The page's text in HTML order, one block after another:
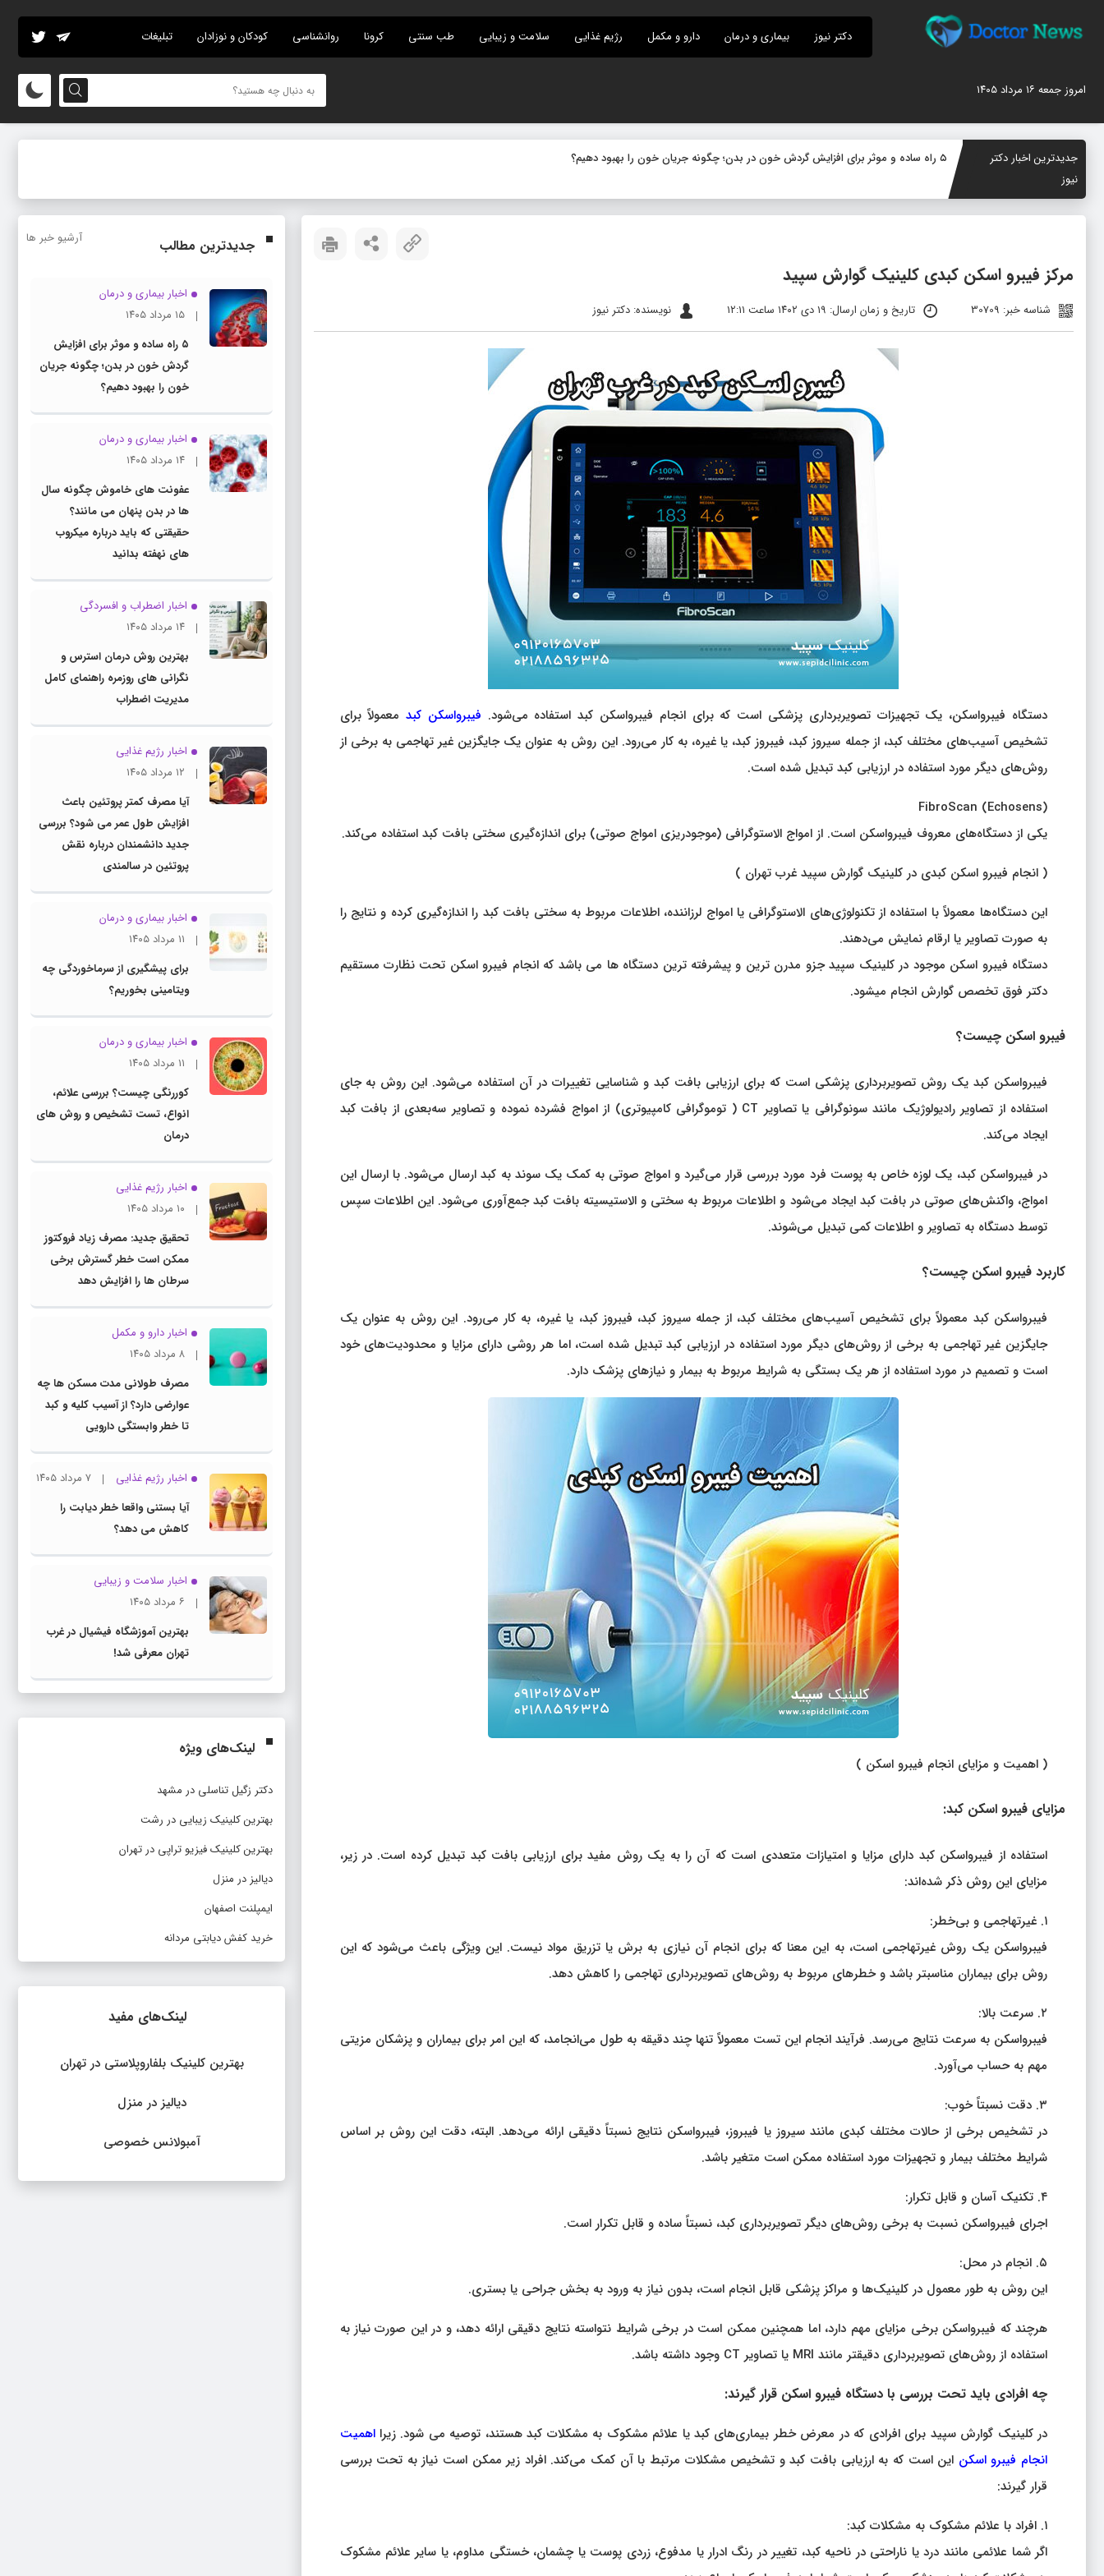
دکتر نیوز بیماری و درمان دارو و مکمل رژیم غذایی سلامت و زیبایی طب سنتی کرونا روانشناسی کودکان و نوزادان تبلیغات
امروز جمعه ۱۶ مرداد ۱۴۰۵
جدیدترین اخبار دکتر
نیوز
۵ راه ساده و موثر برای افزایش گردش خون در بدن؛ چگونه جریان خون را بهبود دهیم؟
مرکز فیبرو اسکن کبدی کلینیک گوارش سپید
شناسه خبر: 30709 تاریخ و زمان ارسال: ۱۹ دی ۱۴۰۲ ساعت ۱۲:۱۱ نویسنده: دکتر نیوز
دستگاه فیبرواسکن، یک تجهیزات تصویربرداری پزشکی است که برای انجام فیبرواسکن کبد استفاده می‌شود. فیبرواسکن کبدمعمولاً برای
تشخیص آسیب‌های مختلف کبد، از جمله سیروز کبد، فیبروز کبد، یا غیره، به کار می‌رود. این روش به عنوان یک جایگزین غیر تهاجمی به برخی از
روش‌های دیگر مورد استفاده در ارزیابی کبد تبدیل شده است.
FibroScan (Echosens)
یکی از دستگاه‌های معروف فیبرواسکن است. از امواج الاستوگرافی (موجودریزی امواج صوتی) برای اندازه‌گیری سختی بافت کبد استفاده می‌کند.
( انجام فیبرو اسکن کبدی در کلینیک گوارش سپید غرب تهران )
این دستگاه‌ها معمولاً با استفاده از تکنولوژی‌های الاستوگرافی یا امواج لرزاننده، اطلاعات مربوط به سختی بافت کبد را اندازه‌گیری کرده و نتایج را
به صورت تصاویر یا ارقام نمایش می‌دهند.
دستگاه فیبرو اسکن موجود در کلینیک سپید جزو مدرن ترین و پیشرفته ترین دستگاه ها می باشد که انجام فیبرو اسکن تحت نظارت مستقیم
دکتر فوق تخصص گوارش انجام میشود.
فیبرو اسکن چیست؟
فیبرواسکن کبد یک روش تصویربرداری پزشکی است که برای ارزیابی بافت کبد و شناسایی تغییرات در آن استفاده می‌شود. این روش به جای
استفاده از تصاویر رادیولوژیک مانند سونوگرافی یا تصاویر CT ( توموگرافی کامپیوتری) از امواج فشرده نموده و تصاویر سه‌بعدی از بافت کبد
ایجاد می‌کند.
در فیبرواسکن کبد، یک لوزه خاص به پوست فرد مورد بررسی قرار می‌گیرد و امواج صوتی به کمک یک سوند به کبد ارسال می‌شود. با ارسال این
امواج، واکنش‌های صوتی در بافت کبد ایجاد می‌شود و اطلاعات مربوط به سختی و الاستیسیته بافت کبد جمع‌آوری می‌شود. این اطلاعات سپس
توسط دستگاه به تصاویر و اطلاعات کمی تبدیل می‌شوند.
کاربرد فیبرو اسکن چیست؟
فیبرواسکن کبد معمولاً برای تشخیص آسیب‌های مختلف کبد، از جمله سیروز کبد، فیبروز کبد، یا غیره، به کار می‌رود. این روش به عنوان یک
جایگزین غیر تهاجمی به برخی از روش‌های دیگر مورد استفاده در ارزیابی کبد تبدیل شده است، اما هر روشی دارای مزایا و محدودیت‌های خود
است و تصمیم در مورد استفاده از هر یک بستگی به شرایط مربوط به بیمار و نیازهای پزشک دارد.
( اهمیت و مزایای انجام فیبرو اسکن )
مزایای فیبرو اسکن کبد:
استفاده از فیبرواسکن کبد دارای مزایا و امتیازات متعددی است که آن را به یک روش مفید برای ارزیابی بافت کبد تبدیل کرده است. در زیر،
مزایای این روش ذکر شده‌اند:
۱. غیرتهاجمی و بی‌خطر:
فیبرواسکن یک روش غیرتهاجمی است، به این معنا که برای انجام آن نیازی به برش یا تزریق مواد نیست. این ویژگی باعث می‌شود که این
روش برای بیماران مناسبتر باشد و خطرهای مربوط به روش‌های تصویربرداری تهاجمی را کاهش دهد.
۲. سرعت بالا:
فیبرواسکن به سرعت نتایج می‌رسد. فرآیند انجام این تست معمولاً تنها چند دقیقه به طول می‌انجامد، که این امر برای بیماران و پزشکان مزیتی
مهم به حساب می‌آورد.
۳. دقت نسبتاً خوب:
در تشخیص برخی از حالات مختلف کبدی مانند سیروز یا فیبروز، فیبرواسکن نتایج نسبتاً دقیقی ارائه می‌دهد. البته، دقت این روش بر اساس
شرایط مختلف بیمار و تجهیزات مورد استفاده ممکن است متغیر باشد.
۴. تکنیک آسان و قابل تکرار:
اجرای فیبرواسکن نسبت به برخی روش‌های دیگر تصویربرداری کبد، نسبتاً ساده و قابل تکرار است.
۵. انجام در محل:
این روش به طور معمول در کلینیک‌ها و مراکز پزشکی قابل انجام است، بدون نیاز به ورود به بخش جراحی یا بستری.
هرچند که فیبرواسکن برخی مزایای مهم دارد، اما همچنین ممکن است در برخی شرایط نتواسته نتایج دقیقی ارائه دهد، و در این صورت نیاز به
استفاده از روش‌های تصویربرداری دقیقتر مانند MRI یا تصاویر CT وجود داشته باشد.
چه افرادی باید تحت بررسی با دستگاه فیبرو اسکن قرار گیرند:
در کلینیک گوارش سپید برای افرادی که در معرض خطر بیماری‌های کبد یا علائم مشکوک به مشکلات کبد هستند، توصیه می شود. زیرااهمیت
انجام فیبرو اسکن این است که به ارزیابی بافت کبد و تشخیص مشکلات مرتبط با آن کمک می‌کند. افراد زیر ممکن است نیاز به تحت بررسی
قرار گیرند:
۱. افراد با علائم مشکوک به مشکلات کبد:
اگر شما علائمی مانند درد یا ناراحتی در ناحیه کبد، تغییر در رنگ ادرار یا مدفوع، زردی پوست یا چشمان، خستگی مداوم، یا سایر علائم مشکوک
جدیدترین مطالب آرشیو خبر ها
اخبار بیماری و درمان
۱۵ مرداد ۱۴۰۵
۵ راه ساده و موثر برای افزایش
گردش خون در بدن؛ چگونه جریان
خون را بهبود دهیم؟
اخبار بیماری و درمان
۱۴ مرداد ۱۴۰۵
عفونت های خاموش چگونه سال
ها در بدن پنهان می مانند؟
حقیقتی که باید درباره میکروب
های نهفته بدانید
اخبار اضطراب و افسردگی
۱۴ مرداد ۱۴۰۵
بهترین روش درمان استرس و
نگرانی های روزمره راهنمای کامل
مدیریت اضطراب
اخبار رژیم غذایی
۱۲ مرداد ۱۴۰۵
آیا مصرف کمتر پروتئین باعث
افزایش طول عمر می شود؟ بررسی
جدید دانشمندان درباره نقش
پروتئین در سالمندی
اخبار بیماری و درمان
۱۱ مرداد ۱۴۰۵
برای پیشگیری از سرماخوردگی چه
ویتامینی بخوریم؟
اخبار بیماری و درمان
۱۱ مرداد ۱۴۰۵
کوررنگی چیست؟ بررسی علائم،
انواع، تست تشخیص و روش های
درمان
اخبار رژیم غذایی
۱۰ مرداد ۱۴۰۵
تحقیق جدید: مصرف زیاد فروکتوز
ممکن است خطر گسترش برخی
سرطان ها را افزایش دهد
اخبار دارو و مکمل
۸ مرداد ۱۴۰۵
مصرف طولانی مدت مسکن ها چه
عوارضی دارد؟ از آسیب کلیه و کبد
تا خطر وابستگی دارویی
اخبار رژیم غذایی
۷ مرداد ۱۴۰۵
آیا بستنی واقعا خطر دیابت را
کاهش می دهد؟
اخبار سلامت و زیبایی
۶ مرداد ۱۴۰۵
بهترین آموزشگاه فیشیال در غرب
تهران معرفی شد!
لینک‌های ویژه
دکتر زگیل تناسلی در مشهد
بهترین کلینیک زیبایی در رشت
بهترین کلینیک فیزیو تراپی در تهران
دیالیز در منزل
ایمپلنت اصفهان
خرید کفش دیابتی مردانه
لینک‌های مفید
بهترین کلینیک بلفاروپلاستی در تهران
دیالیز در منزل
آمبولانس خصوصی